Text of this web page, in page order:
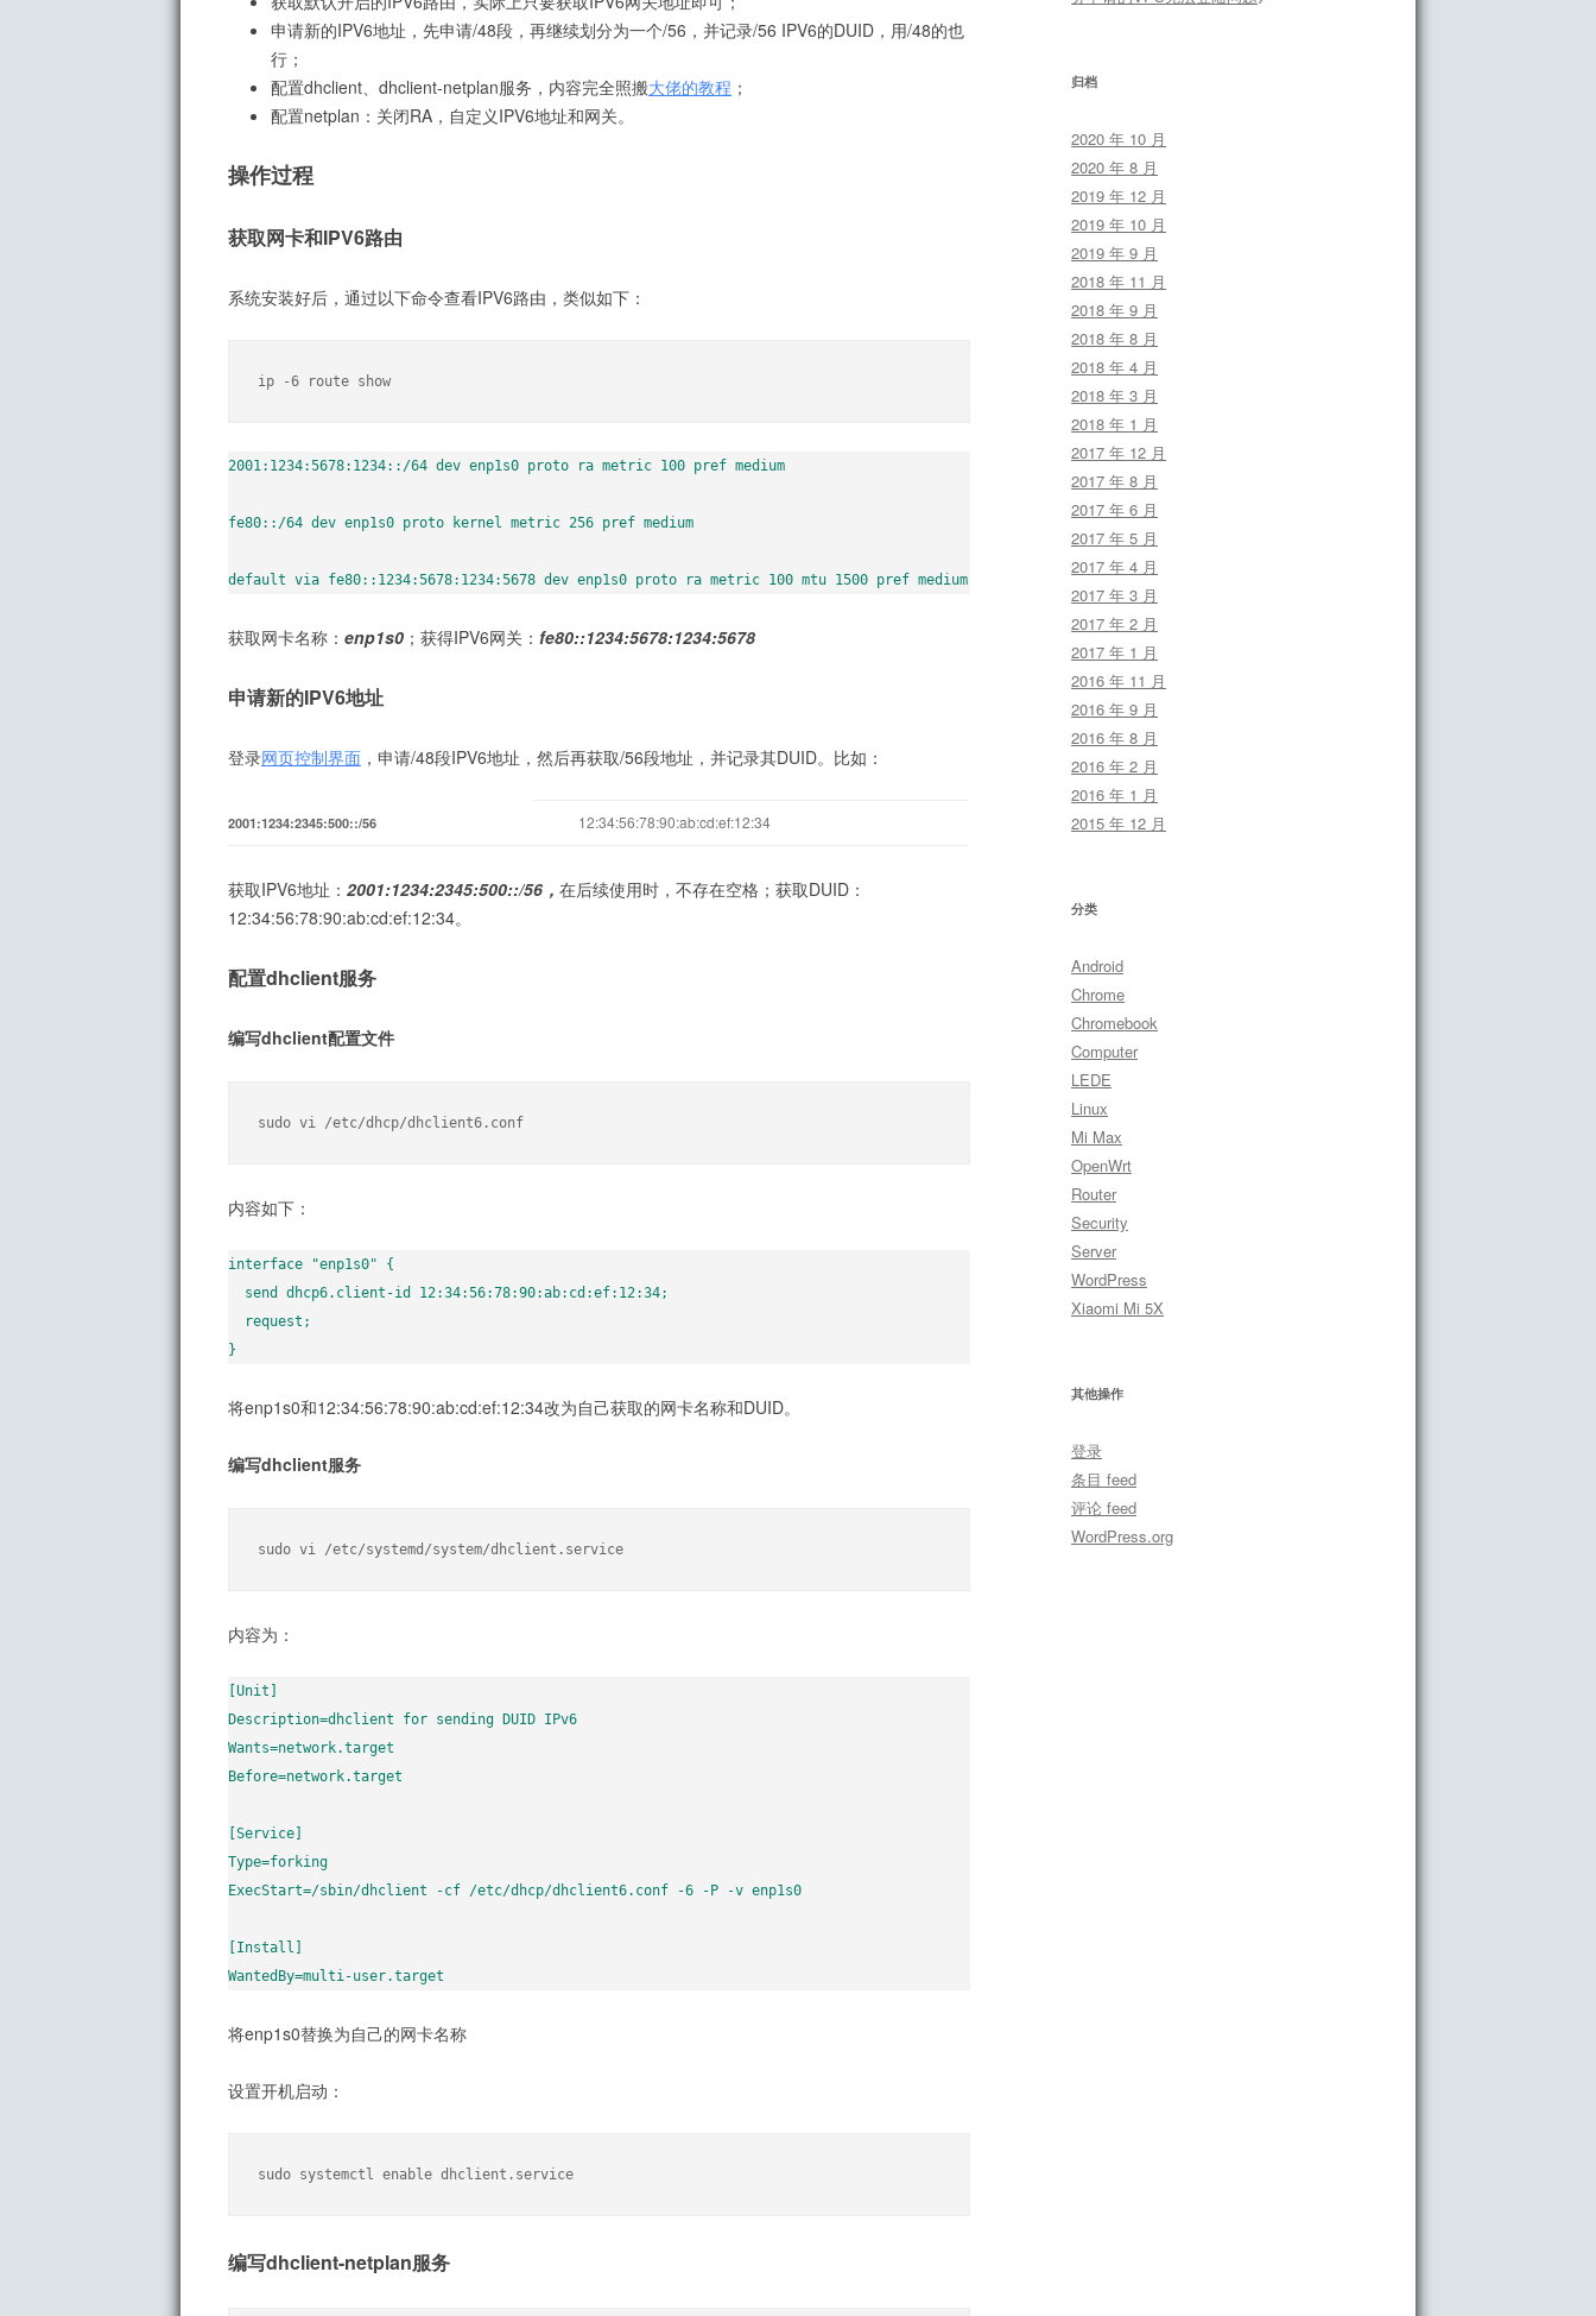
申请新的IPV6地址，先申请/48段，再继续划分为一个/56，并记录/56 IPV6的DUID，用/48的也
行；
配置dhclient、dhclient-netplan服务，内容完全照搬大佬的教程 ；
配置netplan：关闭RA，自定义IPV6地址和网关。
操作过程
获取网卡和IPV6路由
系统安装好后，通过以下命令查看IPV6路由，类似如下：
ip -6 route show
2001:1234:5678:1234::/64 dev enp1s0 proto ra metric 100 pref medium
fe80::/64 dev enp1s0 proto kernel metric 256 pref medium
default via fe80::1234:5678:1234:5678 dev enp1s0 proto ra metric 100 mtu 1500 pref medium
获取网卡名称： enp1s0 ；获得IPV6网关： fe80::1234:5678:1234:5678
申请新的IPV6地址
登录网页控制界面 ，申请/48段IPV6地址，然后再获取/56段地址，并记录其DUID。比如：
2001:1234:2345:500::/56 12:34:56:78:90:ab:cd:ef:12:34
获取IPV6地址： 2001:1234:2345:500::/56， 在后续使用时，不存在空格；获取DUID：
12:34:56:78:90:ab:cd:ef:12:34。
配置dhclient服务
编写dhclient配置文件
sudo vi /etc/dhcp/dhclient6.conf
内容如下：
interface "enp1s0" {
}
将enp1s0和12:34:56:78:90:ab:cd:ef:12:34改为自己获取的网卡名称和DUID。
编写dhclient服务
sudo vi /etc/systemd/system/dhclient.service
内容为：
[Unit]
Description=dhclient for sending DUID IPv6
Wants=network.target
Before=network.target
[Service]
Type=forking
ExecStart=/sbin/dhclient -cf /etc/dhcp/dhclient6.conf -6 -P -v enp1s0
[Install]
WantedBy=multi-user.target
将enp1s0替换为自己的网卡名称
设置开机启动：
sudo systemctl enable dhclient.service
编写dhclient-netplan服务
归档
2020 年 10 月
2020 年 8 月
2019 年 12 月
2019 年 10 月
2019 年 9 月
2018 年 11 月
2018 年 9 月
2018 年 8 月
2018 年 4 月
2018 年 3 月
2018 年 1 月
2017 年 12 月
2017 年 8 月
2017 年 6 月
2017 年 5 月
2017 年 4 月
2017 年 3 月
2017 年 2 月
2017 年 1 月
2016 年 11 月
2016 年 9 月
2016 年 8 月
2016 年 2 月
2016 年 1 月
2015 年 12 月
分类
Android
Chrome
Chromebook
Computer
LEDE
Linux
Mi Max
OpenWrt
Router
Security
Server
WordPress
Xiaomi Mi 5X
其他操作
登录
条目 feed
评论 feed
WordPress.org